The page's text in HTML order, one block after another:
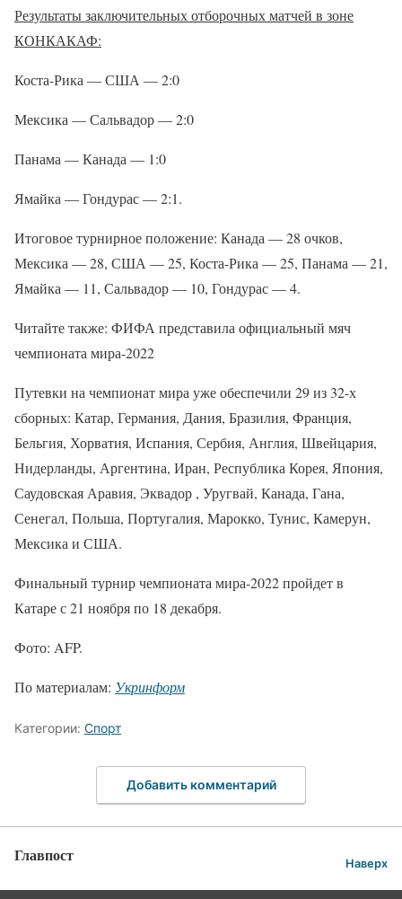
Результаты заключительных отборочных матчей в зоне
КОНКАКАФ:
Коста-Рика — США — 2:0
Мексика — Сальвадор — 2:0
Панама — Канада — 1:0
Ямайка — Гондурас — 2:1.
Итоговое турнирное положение: Канада — 28 очков,
Мексика — 28, США — 25, Коста-Рика — 25, Панама — 21,
Ямайка — 11, Сальвадор — 10, Гондурас — 4.
Читайте также: ФИФА представила официальный мяч
чемпионата мира-2022
Путевки на чемпионат мира уже обеспечили 29 из 32-х
сборных: Катар, Германия, Дания, Бразилия, Франция,
Бельгия, Хорватия, Испания, Сербия, Англия, Швейцария,
Нидерланды, Аргентина, Иран, Республика Корея, Япония,
Саудовская Аравия, Эквадор , Уругвай, Канада, Гана,
Сенегал, Польша, Португалия, Марокко, Тунис, Камерун,
Мексика и США.
Финальный турнир чемпионата мира-2022 пройдет в
Катаре с 21 ноября по 18 декабря.
Фото: AFP.
По материалам: Укринформ
Категории: Спорт
Добавить комментарий
Главпост Наверх